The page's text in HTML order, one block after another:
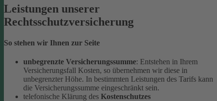
Leistungen unserer
Rechtsschutzversicherung
So stehen wir Ihnen zur Seite
unbegrenzte Versicherungssumme: Entstehen in Ihrem
Versicherungsfall Kosten, so übernehmen wir diese in
unbegrenzter Höhe. In bestimmten Leistungen des Tarifs kann
die Versicherungssumme eingeschränkt sein.
telefonische Klärung des Kostenschutzes